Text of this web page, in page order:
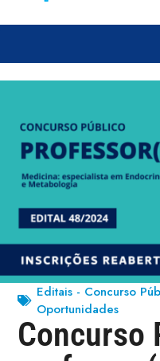
Editais - Concurso
Oportunidades
Concurso